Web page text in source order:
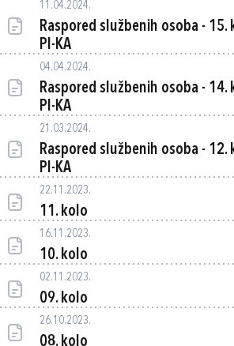
11.04.2024.
Raspored službenih osoba - 15.
PI-KA
04.04.2024.
Raspored službenih osoba - 14.
PI-KA
21.03.2024.
Raspored službenih osoba - 12.
PI-KA
22.11.2023.
11. kolo
16.11.2023.
10. kolo
02.11.2023.
09. kolo
26.10.2023.
08. kolo